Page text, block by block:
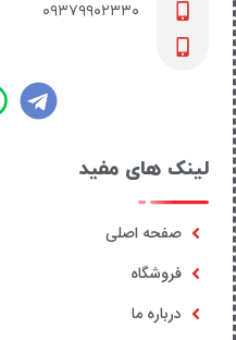
۰۹۳۷۹۹۰۲۳۳۰
لینک های مفید
صفحه اصلی
فروشگاه
درباره ما